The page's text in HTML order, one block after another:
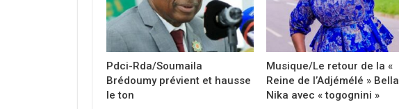
Pdci-Rda/Soumaila
Brédoumy prévient et hausse
le ton
Musique/Le retour de la «
Reine de l’Adjémélé » Bella
Nika avec « togognini »